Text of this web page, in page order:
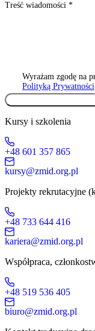
Treść wiadomości *
Wyrażam zgodę na
Polityką Prywatności
Kursy i szkolenia
+48 601 357 865
kursy@zmid.org.pl
Projekty rekrutacyjne
+48 733 644 416
kariera@zmid.org.pl
Współpraca,
+48 519 536 405
biuro@zmid.org.pl